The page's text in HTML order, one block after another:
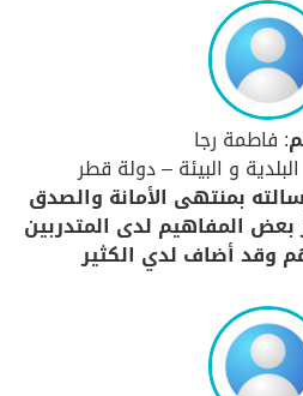
: فاطمة رجا
و البيئة – دولة قطر
بمنتهى الأمانة والصدق
بعض المفاهيم لدى المتدربين
وقد أضاف لدي الكثير